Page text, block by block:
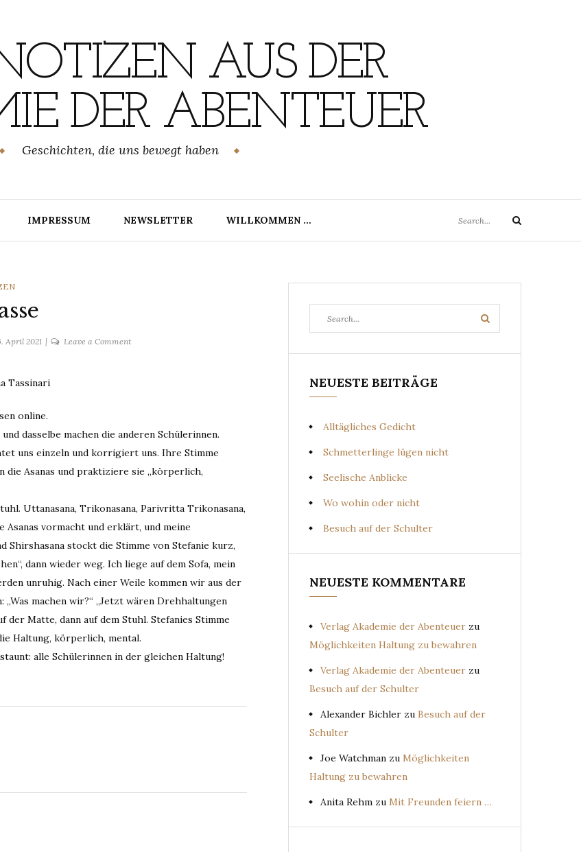
AUS DER
DER ABENTEUER
Geschichten, die uns bewegt haben
IMPRESSUM NEWSLETTER WILLKOMMEN …
for:
Search
April 2021 Leave a Commenton
Tassinari
online.
dasselbe machen die anderen Schülerinnen.
uns einzeln und korrigiert uns. Ihre Stimme
die Asanas und praktiziere sie „körperlich,
Uttanasana, Trikonasana, Parivritta Trikonasana,
Asanas vormacht und erklärt, und meine
stockt die Stimme von Stefanie kurz,
dann wieder weg. Ich liege auf dem Sofa, mein
unruhig. Nach einer Weile kommen wir aus der
machen wir?“ „Jetzt wären Drehhaltungen
Matte, dann auf dem Stuhl. Stefanies Stimme
Haltung, körperlich, mental.
alle Schülerinnen in der gleichen Haltung!
for:
Search
NEUESTE BEITRÄGE
Alltägliches Gedicht
Schmetterlinge lügen nicht
Seelische Anblicke
Wo wohin oder nicht
Besuch auf der Schulter
NEUESTE KOMMENTARE
Verlag Akademie der Abenteuer zu
Möglichkeiten Haltung zu bewahren
Verlag Akademie der Abenteuer zu
Besuch auf der Schulter
Alexander Bichler zu Besuch auf der
Schulter
Joe Watchman zu Möglichkeiten
Haltung zu bewahren
Anita Rehm zu Mit Freunden feiern …